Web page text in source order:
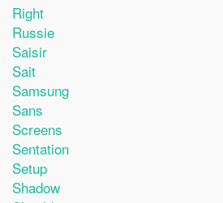
Right
Russie
Saisir
Sait
Samsung
Sans
Screens
Sentation
Setup
Shadow